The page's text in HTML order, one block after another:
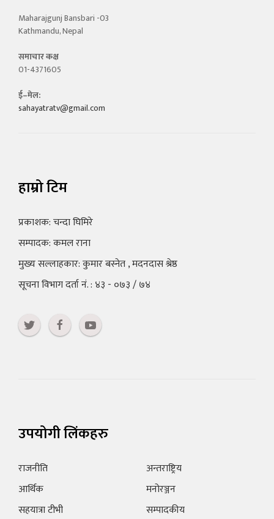
Maharajgunj Bansbari -03
Kathmandu, Nepal
समाचार कक्ष
01-4371605
ई–मेल:
sahayatratv@gmail.com
हाम्रो टिम
प्रकाशक: चन्दा घिमिरे
सम्पादक: कमल राना
मुख्य सल्लाहकार: कुमार बस्नेत , मदनदास श्रेष्ठ
सूचना विभाग दर्ता नं. : ४३ - ०७३ / ७४
उपयोगी लिंकहरु
राजनीति
आर्थिक
सहयात्रा टीभी
अन्तराष्ट्रिय
मनोरञ्जन
सम्पादकीय